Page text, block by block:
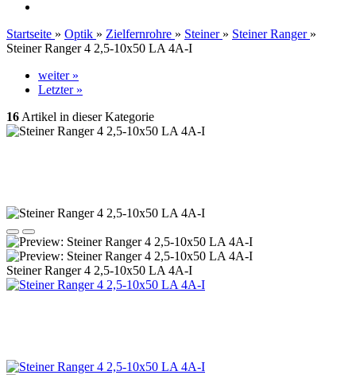
Startseite » Optik » Zielfernrohre » Steiner » Steiner Ranger »
Steiner Ranger 4 2,5-10x50 LA 4A-I
weiter »
Letzter »
16 Artikel in dieser Kategorie
Steiner Ranger 4 2,5-10x50 LA 4A-I